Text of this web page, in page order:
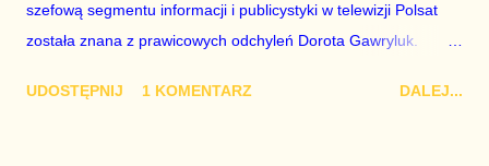
szefową segmentu informacji i publicystyki w telewizji Polsat
została znana z prawicowych odchyleń Dorota Gawryluk.
marionetka partii rządzącej, żona agenta SB, który jest obecnie
UDOSTĘPNIJ 1 KOMENTARZ DALEJ...